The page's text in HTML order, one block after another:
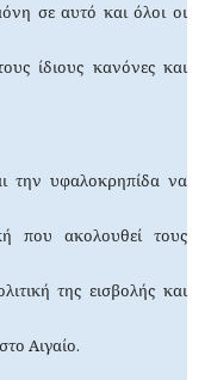
σε αυτό και όλοι οι
ίδιους κανόνες και
την υφαλοκρηπίδα να
που ακολουθεί τους
της εισβολής και
στο Αιγαίο.